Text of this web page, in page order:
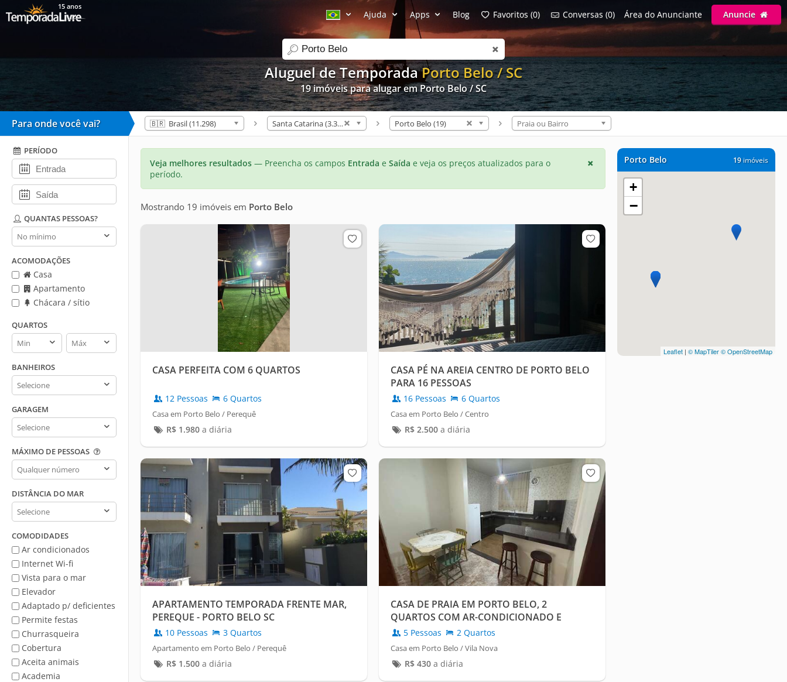
Aluguel de TemporadaPorto Belo / SC
19 imóveis para alugar em Porto Belo / SC
search
15 anos
Ajuda Apps Blog Favoritos (0) Conversas (0) Área do Anunciante Anuncie
Para onde você vai? 🇧🇷 Brasil (11.298) Santa Catarina (3.312) Porto Belo (19) Praia ou Bairro
PERÍODO
QUANTAS PESSOAS?
Quantas
pessoas?
ACOMODAÇÕES
Casa
Apartamento
Chácara / sítio
QUARTOS
Quartos
min
Quartos
max
BANHEIROS
Banheiros
GARAGEM
Garagem
MÁXIMO DE PESSOAS
Máximo
de
pessoas
DISTÂNCIA DO MAR
Distância
do
Mar
COMODIDADES
Ar condicionados
Internet Wi-fi
Vista para o mar
Elevador
Adaptado p/ deficientes
Permite festas
Churrasqueira
Cobertura
Aceita animais
Academia
19imóveis
Porto Belo
+
−
Leaflet | © MapTiler© OpenStreetMap
Veja melhores resultados — Preencha os campos Entrada e Saída e veja os preços atualizados para o
período.
Mostrando 19 imóveis em Porto Belo
CASA PERFEITA COM 6 QUARTOS
12 Pessoas 6 Quartos
Casa em Porto Belo / Perequê
R$ 1.980a diária
CASA PÉ NA AREIA CENTRO DE PORTO BELO
PARA 16 PESSOAS
16 Pessoas 6 Quartos
Casa em Porto Belo / Centro
R$ 2.500a diária
APARTAMENTO TEMPORADA FRENTE MAR,
PEREQUE - PORTO BELO SC
10 Pessoas 3 Quartos
Apartamento em Porto Belo / Perequê
R$ 1.500a diária
CASA DE PRAIA EM PORTO BELO, 2
QUARTOS COM AR-CONDICIONADO E
GARAGEM
5 Pessoas 2 Quartos
Casa em Porto Belo / Vila Nova
R$ 430a diária